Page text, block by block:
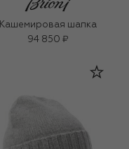
Кашемировая шапка
94 850 ₽